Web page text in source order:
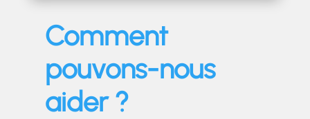
Comment
pouvons-nous
aider ?